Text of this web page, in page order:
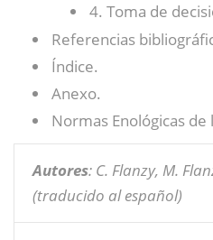
4. Toma de
Referencias
Índice.
Anexo.
Normas Enológicas
Autores: C. Flanzy, M.
(traducido al español)